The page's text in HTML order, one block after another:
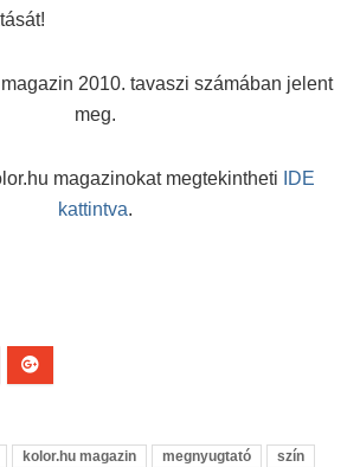
2010. tavaszi számában jelent
meg.
magazinokat megtekintheti
IDE
kattintva.
kolor.hu magazin megnyugtató
szín